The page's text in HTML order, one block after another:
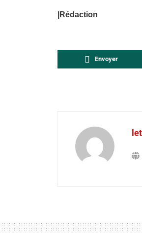
|Rédaction
Envoyer